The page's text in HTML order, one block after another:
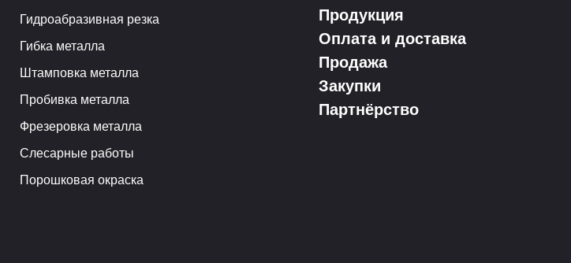
Гидроабразивная резка
Гибка металла
Штамповка металла
Пробивка металла
Фрезеровка металла
Слесарные работы
Порошковая окраска
Продукция
Оплата и доставка
Продажа
Закупки
Партнёрство